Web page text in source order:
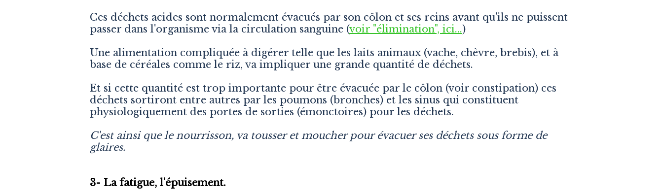
Ces déchets acides sont normalement évacués par son côlon et ses reins avant qu'ils ne puissent
passer dans l'organisme via la circulation sanguine (voir "élimination", ici...)
Une alimentation compliquée à digérer telle que les laits animaux (vache, chèvre, brebis), et à
base de céréales comme le riz, va impliquer une grande quantité de déchets.
Et si cette quantité est trop importante pour être évacuée par le côlon (voir constipation) ces
déchets sortiront entre autres par les poumons (bronches) et les sinus qui constituent
physiologiquement des portes de sorties (émonctoires) pour les déchets.
C'est ainsi que le nourrisson, va tousser et moucher pour évacuer ses déchets sous forme de
glaires.
3- La fatigue, l'épuisement.